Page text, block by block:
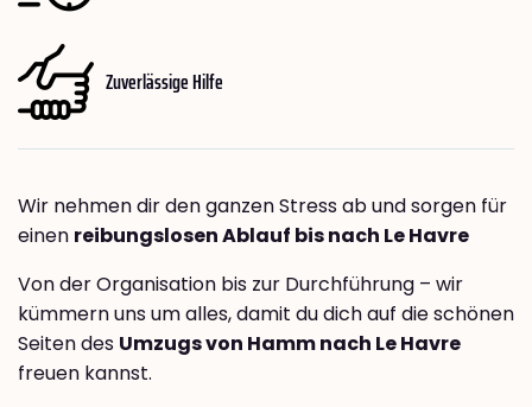
Zuverlässige Hilfe
Wir nehmen dir den ganzen Stress ab und sorgen für
einen reibungslosen Ablauf bis nach Le Havre
Von der Organisation bis zur Durchführung – wir
kümmern uns um alles, damit du dich auf die schönen
Seiten des Umzugs von Hamm nach Le Havre
freuen kannst.